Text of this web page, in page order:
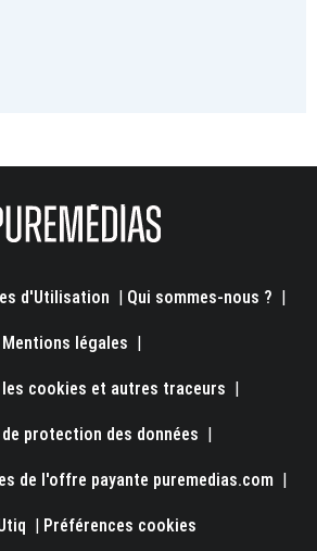
d'Utilisation | Qui sommes-nous ? |
Mentions légales |
cookies et autres traceurs |
protection des données |
de l'offre payante puremedias.com |
| Préférences cookies